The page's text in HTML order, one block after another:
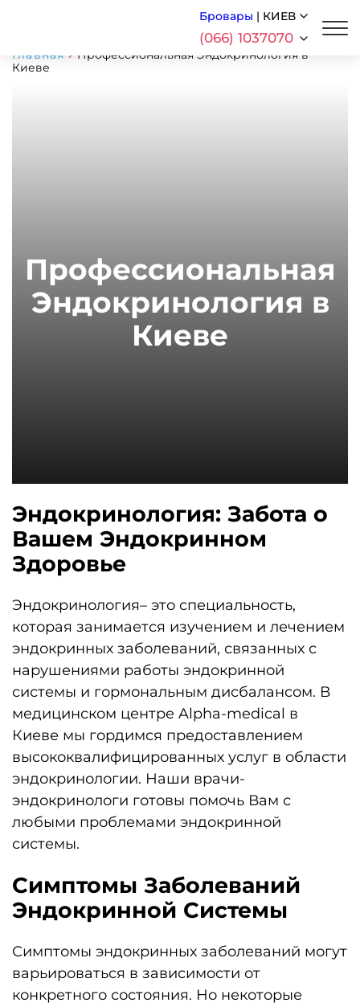
Бровары | КИЕВ
(066) 1037070
Главная
Профессиональная Эндокринология в
Киеве
Профессиональная
Эндокринология в
Киеве
Эндокринология: Забота о
Вашем Эндокринном
Здоровье
Эндокринология– это специальность,
которая занимается изучением и лечением
эндокринных заболеваний, связанных с
нарушениями работы эндокринной
системы и гормональным дисбалансом. В
медицинском центре Alpha-medical в
Киеве мы гордимся предоставлением
высококвалифицированных услуг в области
эндокринологии. Наши врачи-
эндокринологи готовы помочь Вам с
любыми проблемами эндокринной
системы.
Симптомы Заболеваний
Эндокринной Системы
Симптомы эндокринных заболеваний могут
варьироваться в зависимости от
конкретного состояния. Но некоторые